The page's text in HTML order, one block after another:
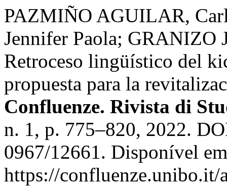
PAZMIÑO AGUILAR,
Jennifer Paola;
Retroceso lingüístico del
propuesta para la
Confluenze. Rivista di
n. 1, p. 775–820, 2022.
0967/12661. Disponível
https://confluenze.unibo.it/